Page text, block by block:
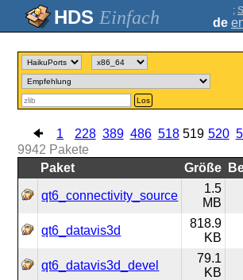
Einfach ;
de
Los
1 228 389 486 518 519 520
9942 Pakete
Paket
Größe
qt6_connectivity_source
1.5
MB
qt6_datavis3d
818.9
KB
qt6_datavis3d_devel
79.1
KB